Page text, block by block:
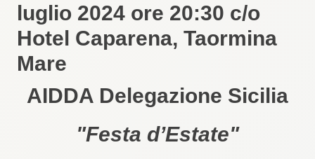
luglio 2024 ore 20:30 c/o
Hotel Caparena, Taormina
Mare
AIDDA Delegazione Sicilia
"Festa d’Estate"